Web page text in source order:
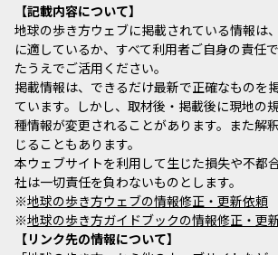
記載内容について
地球の歩き方ウェブに掲載されている情報は
に適しているか、すべて利用者ご自身の責任
たうえでご活用ください。
掲載情報は、できるだけ最新で正確なものを
ています。しかし、取材後・掲載後に現地の
種情報が変更されることがあります。また解
じることもあります。
本ウェブサイトを利用して生じた損失や不都
社は一切責任を負わないものとします。
※地球の歩き方ウェブの情報修正・更新依頼
※地球の歩き方ガイドブックの情報修正・更
リンク先の情報について